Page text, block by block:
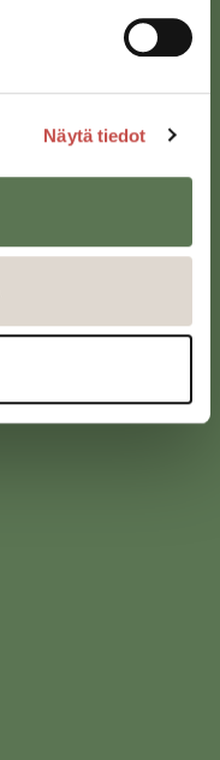
Näytä tiedot